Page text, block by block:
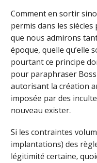
Comment en sortir
permis dans les siècles
que nous admirons
époque, quelle qu’elle
pourtant ce principe
pour paraphraser
autorisant la création
imposée par des
nouveau exister.
Si les contraintes
implantations) des
légitimité certaine,